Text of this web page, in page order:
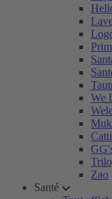
We
Zao
Santé